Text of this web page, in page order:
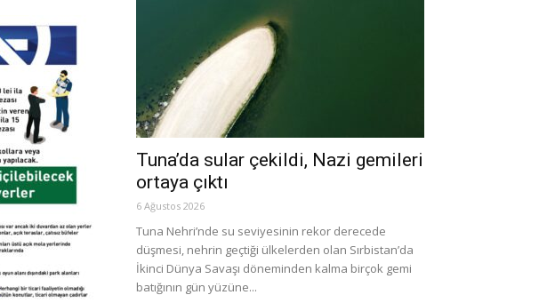
Tuna’da sular çekildi, Nazi gemileri
ortaya çıktı
6 Ağustos 2026
Tuna Nehri’nde su seviyesinin rekor derecede
düşmesi, nehrin geçtiği ülkelerden olan Sırbistan’da
İkinci Dünya Savaşı döneminden kalma birçok gemi
batığının gün yüzüne...